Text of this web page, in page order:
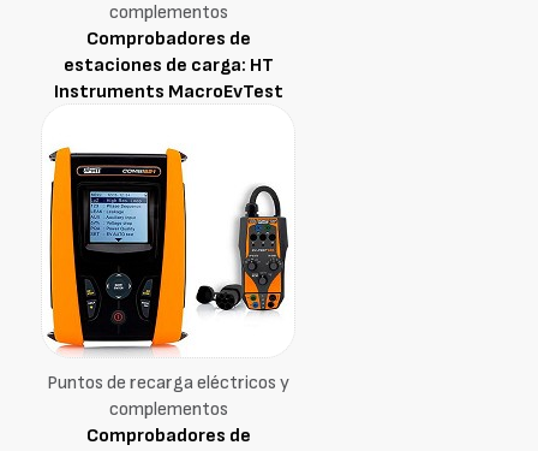
complementos
Comprobadores de
estaciones de carga: HT
Instruments MacroEvTest
Puntos de recarga eléctricos y
complementos
Comprobadores de